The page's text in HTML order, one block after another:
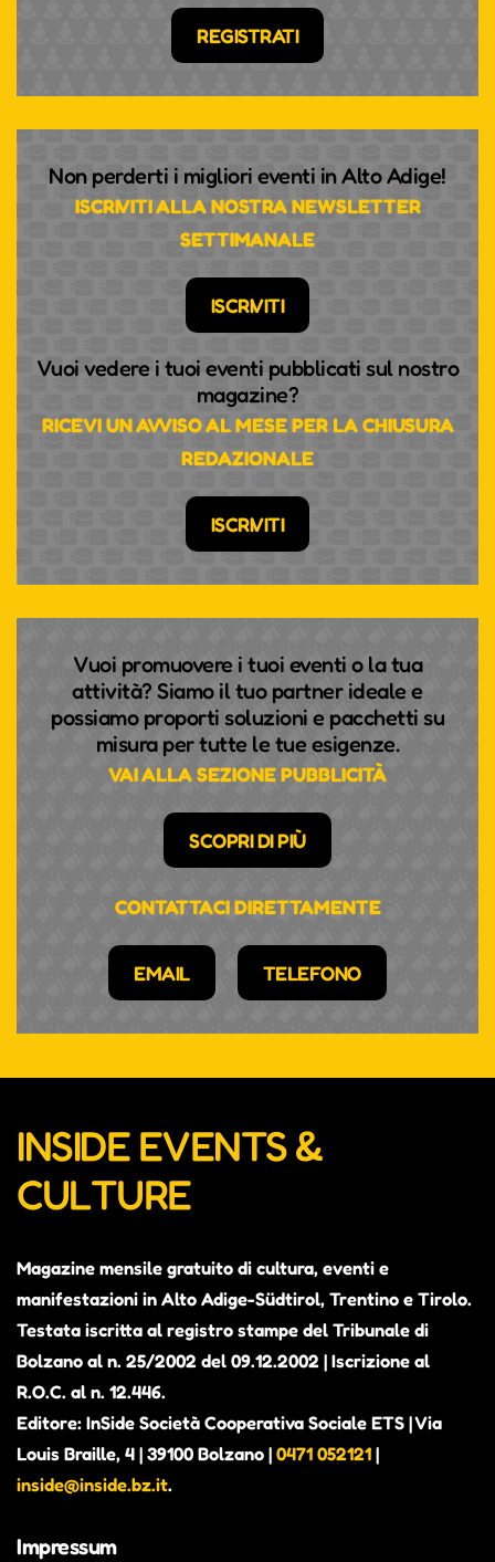
REGISTRATI
Non perderti i migliori eventi in Alto Adige!
ISCRIVITI ALLA NOSTRA NEWSLETTER
SETTIMANALE
ISCRIVITI
Vuoi vedere i tuoi eventi pubblicati sul nostro
magazine?
RICEVI UN AVVISO AL MESE PER LA CHIUSURA
REDAZIONALE
ISCRIVITI
Vuoi promuovere i tuoi eventi o la tua
attività? Siamo il tuo partner ideale e
possiamo proporti soluzioni e pacchetti su
misura per tutte le tue esigenze.
VAI ALLA SEZIONE PUBBLICITÀ
SCOPRI DI PIÙ
CONTATTACI DIRETTAMENTE
EMAIL TELEFONO
INSIDE EVENTS &
CULTURE
Magazine mensile gratuito di cultura, eventi e
manifestazioni in Alto Adige-Südtirol, Trentino e Tirolo.
Testata iscritta al registro stampe del Tribunale di
Bolzano al n. 25/2002 del 09.12.2002 | Iscrizione al
R.O.C. al n. 12.446.
Editore: InSide Società Cooperativa Sociale ETS | Via
Louis Braille, 4 | 39100 Bolzano | 0471 052121 |
inside@inside.bz.it.
Impressum